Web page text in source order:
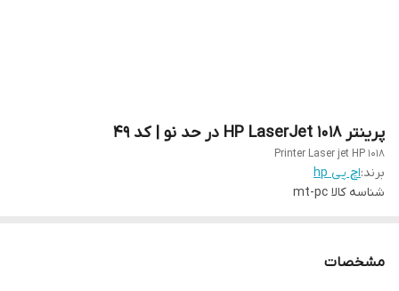
پرینتر HP LaserJet 1018 در حد نو | کد 49
Printer Laser jet HP 1018
برند:اچ پی hp
شناسه کالا mt-pc
مشخصات